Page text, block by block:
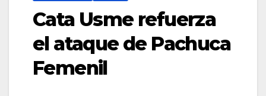
Cata Usme refuerza
el ataque de Pachuca
Femenil